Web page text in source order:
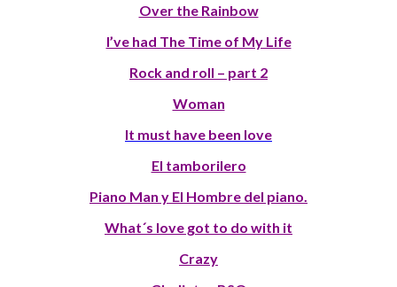
Over the Rainbow
I’ve had The Time of My Life
Rock and roll – part 2
Woman
It must have been love
El tamborilero
Piano Man y El Hombre del piano.
What´s love got to do with it
Crazy